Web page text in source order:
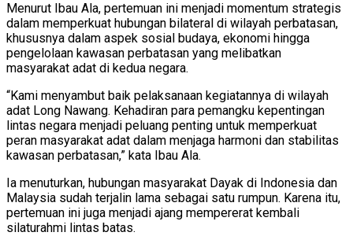
Menurut Ibau Ala, pertemuan ini menjadi momentum strategis
dalam memperkuat hubungan bilateral di wilayah perbatasan,
khususnya dalam aspek sosial budaya, ekonomi hingga
pengelolaan kawasan perbatasan yang melibatkan
masyarakat adat di kedua negara.
“Kami menyambut baik pelaksanaan kegiatannya di wilayah
adat Long Nawang. Kehadiran para pemangku kepentingan
lintas negara menjadi peluang penting untuk memperkuat
peran masyarakat adat dalam menjaga harmoni dan stabilitas
kawasan perbatasan,” kata Ibau Ala.
Ia menuturkan, hubungan masyarakat Dayak di Indonesia dan
Malaysia sudah terjalin lama sebagai satu rumpun. Karena itu,
pertemuan ini juga menjadi ajang mempererat kembali
silaturahmi lintas batas.